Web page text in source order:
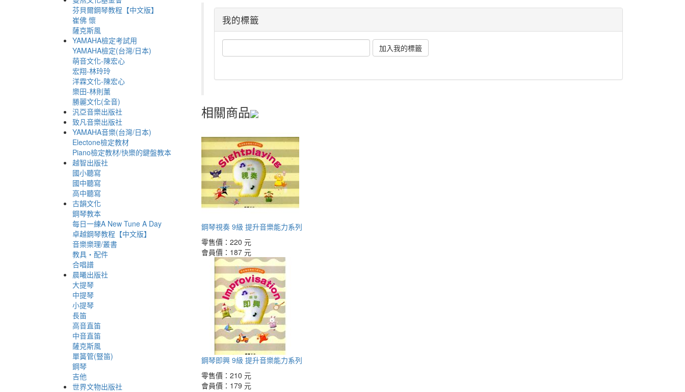
芬貝爾鋼琴教程【中文版】
崔佛 懷
薩克斯風
YAMAHA檢定考試用
YAMAHA檢定(台灣/日本)
萌音文化-陳宏心
宏翔-林玲玲
洋霖文化-陳宏心
樂田-林則薰
勝麗文化(全音)
汎亞音樂出版社
致凡音樂出版社
YAMAHA音樂(台灣/日本)
Electone檢定教材
Piano檢定教材/快樂的鍵盤教本
越智出版社
國小聽寫
國中聽寫
高中聽寫
古韻文化
鋼琴教本
每日一練A New Tune A Day
卓越鋼琴教程【中文版】
音樂樂理/叢書
教具‧配件
合唱譜
晨曦出版社
大提琴
中提琴
小提琴
長笛
高音直笛
中音直笛
薩克斯風
單簧管(豎笛)
鋼琴
吉他
世界文物出版社
我的標籤
相關商品
鋼琴視奏 9級 提升音樂能力系列
零售價： 220 元
會員價： 187 元
鋼琴即興 9級 提升音樂能力系列
零售價： 210 元
會員價： 179 元